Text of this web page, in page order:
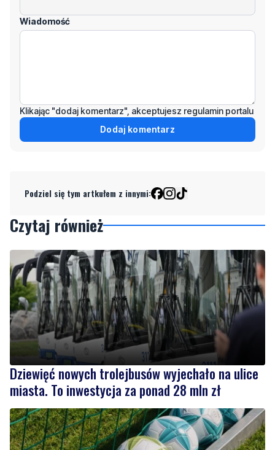
Wiadomość
Klikając "dodaj komentarz", akceptujesz regulamin portalu
Dodaj komentarz
Podziel się tym artkułem z innymi:
Czytaj również
Dziewięć nowych trolejbusów wyjechało na ulice
miasta. To inwestycja za ponad 28 mln zł